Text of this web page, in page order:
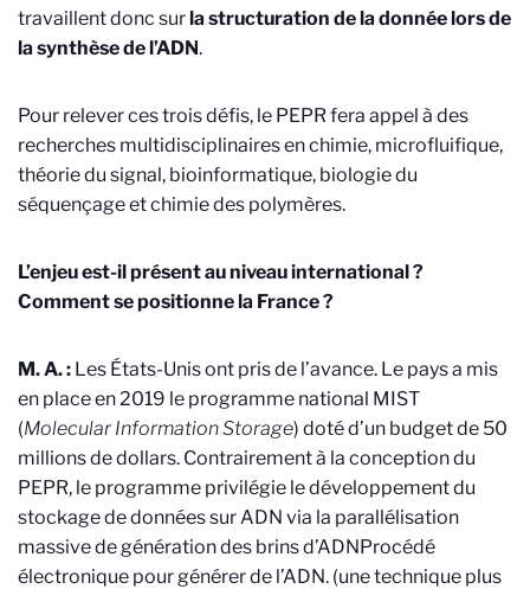
travaillent donc surla structuration de la donnée lors de
la synthèse de l’ADN.
Pour relever ces trois défis, le PEPR fera appel à des
recherches multidisciplinaires en chimie, microfluifique,
théorie du signal, bioinformatique, biologie du
séquençage et chimie des polymères.
L’enjeu est-il présent au niveau international ?
Comment se positionne la France ?
M. A. : Les États-Unis ont pris de l’avance. Le pays a mis
en place en 2019 le programme national MIST
(Molecular Information Storage) doté d’un budget de 50
millions de dollars. Contrairement à la conception du
PEPR, le programme privilégie le développement du
stockage de données sur ADN via la parallélisation
massive de génération des brins d’ADNProcédé
électronique pour générer de l’ADN. (une technique plus